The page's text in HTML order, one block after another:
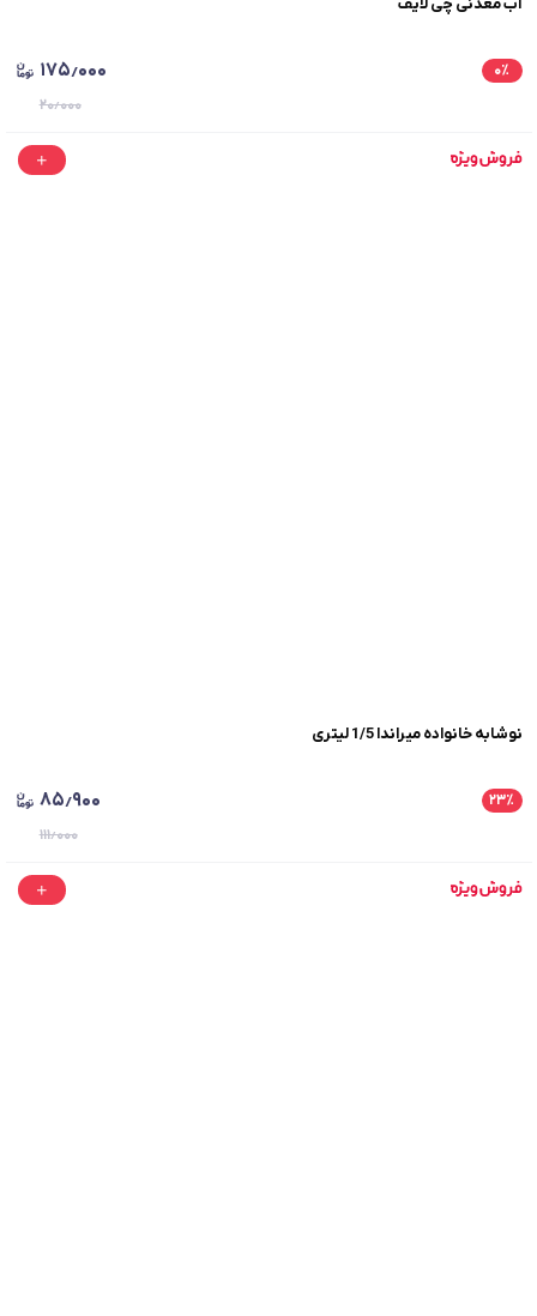
آب معدنی چی لایف
۰٪ ۱۷۵٫۰۰۰
۲۰٫۰۰۰
نوشابه خانواده میراندا 1/5 لیتری
۲۳٪ ۸۵٫۹۰۰
۱۱۱٫۰۰۰